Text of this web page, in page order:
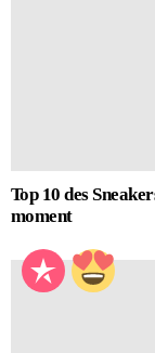
Top 10 des
moment